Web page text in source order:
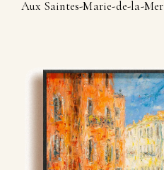
Aux Saintes-Marie-de-la-Mer